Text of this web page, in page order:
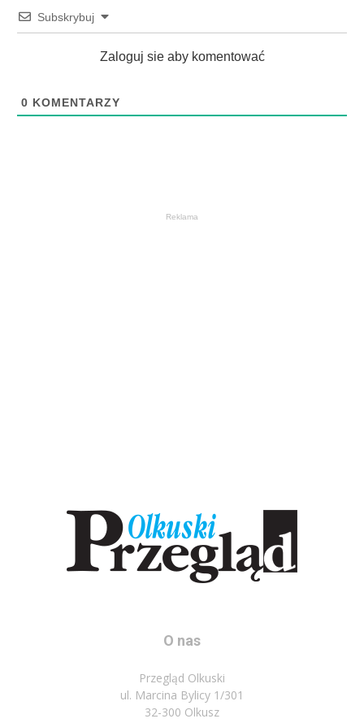
Subskrybuj
Zaloguj sie aby komentować
0 KOMENTARZY
Reklama
O nas
Przegląd Olkuski
ul. Marcina Bylicy 1/301
32-300 Olkusz